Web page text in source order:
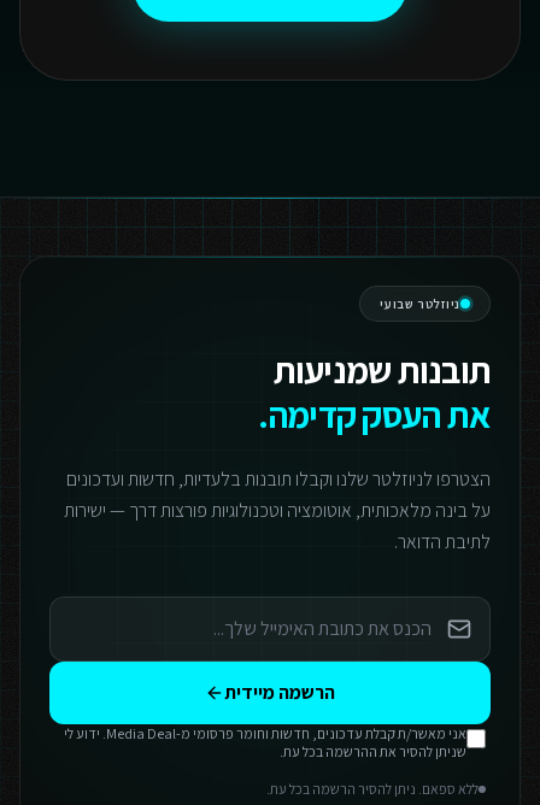
ניוזלטר שבועי
תובנות שמניעות
את העסק קדימה.
הצטרפו לניוזלטר שלנו וקבלו תובנות בלעדיות, חדשות ועדכונים
על בינה מלאכותית, אוטומציה וטכנולוגיות פורצות דרך — ישירות
לתיבת הדואר.
הרשמה מיידית
אני מאשר/ת קבלת עדכונים, חדשות וחומר פרסומי מ-Media Deal. ידוע לי
שניתן להסיר את ההרשמה בכל עת.
ללא ספאם. ניתן להסיר הרשמה בכל עת.